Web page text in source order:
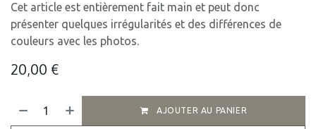
Cet article est entièrement fait main et peut donc
présenter quelques irrégularités et des différences de
couleurs avec les photos.
20,00 €
AJOUTER AU PANIER